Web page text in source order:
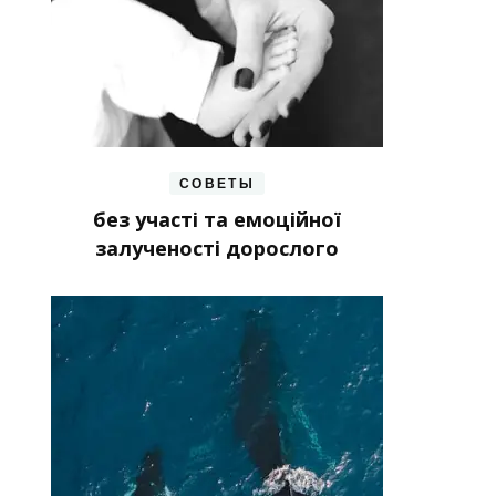
СОВЕТЫ
без участі та емоційної
залученості дорослого